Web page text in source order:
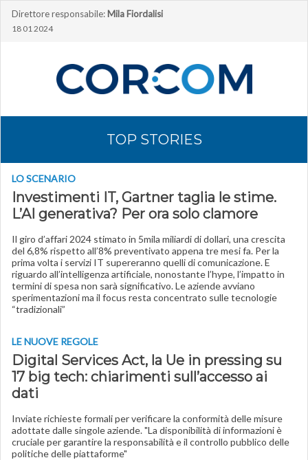
Direttore responsabile: Mila Fiordalisi
18 01 2024
TOP STORIES
LO SCENARIO
Investimenti IT, Gartner taglia le stime.
L’AI generativa? Per ora solo clamore
Il giro d’affari 2024 stimato in 5mila miliardi di dollari, una crescita
del 6,8% rispetto all’8% preventivato appena tre mesi fa. Per la
prima volta i servizi IT supereranno quelli di comunicazione. E
riguardo all’intelligenza artificiale, nonostante l’hype, l’impatto in
termini di spesa non sarà significativo. Le aziende avviano
sperimentazioni ma il focus resta concentrato sulle tecnologie
“tradizionali”
LE NUOVE REGOLE
Digital Services Act, la Ue in pressing su
17 big tech: chiarimenti sull’accesso ai
dati
Inviate richieste formali per verificare la conformità delle misure
adottate dalle singole aziende. "La disponibilità di informazioni è
cruciale per garantire la responsabilità e il controllo pubblico delle
politiche delle piattaforme"